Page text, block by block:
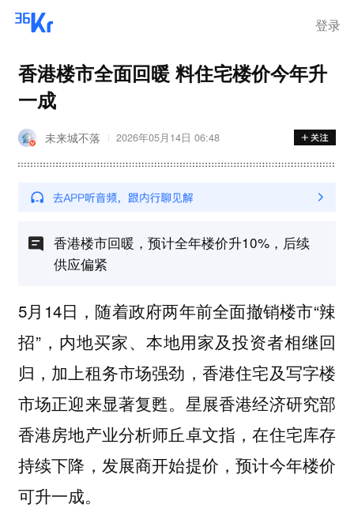
登录
香港楼市全面回暖 料住宅楼价今年升
一成
未来城不落 2026年05月14日 06:48
香港楼市回暖，预计全年楼价升10%，后续
供应偏紧
5月14日，随着政府两年前全面撤销楼市“辣
招”，内地买家、本地用家及投资者相继回
归，加上租务市场强劲，香港住宅及写字楼
市场正迎来显著复甦。星展香港经济研究部
香港房地产业分析师丘卓文指，在住宅库存
持续下降，发展商开始提价，预计今年楼价
可升一成。